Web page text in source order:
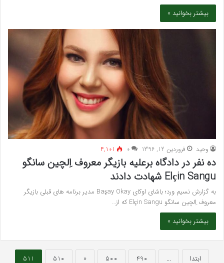
بیشتر بخوانید »
وحید فروردین 12, 1396 ۰ 4,101
ده نفر در دادگاه برعلیه بازیگر معروف اِلچین سانگو
Elçin Sangu شهادت دادند
به گزارش نسیم ورد؛ باشای اوکای Başay Okay مدیر برنامه های قبلی بازیگر
معروف اِلچین سانگو Elçin Sangu که از…
بیشتر بخوانید »
ابتدا ...
490
500
«
510
511